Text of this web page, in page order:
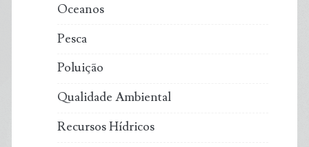
Oceanos
Pesca
Poluição
Qualidade Ambiental
Recursos Hídricos